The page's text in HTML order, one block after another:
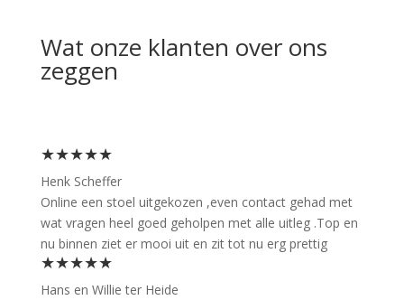
Wat onze klanten over ons
zeggen
★★★★★
Henk Scheffer
Online een stoel uitgekozen ,even contact gehad met
wat vragen heel goed geholpen met alle uitleg .Top en
nu binnen ziet er mooi uit en zit tot nu erg prettig
★★★★★
Hans en Willie ter Heide